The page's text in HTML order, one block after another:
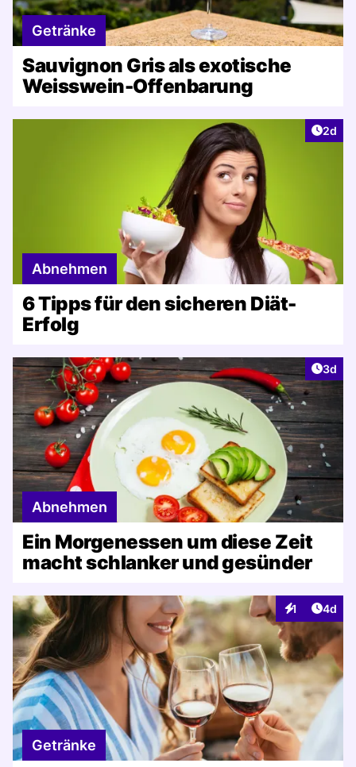
Getränke
Sauvignon Gris als exotische
Weisswein-Offenbarung
2d
Abnehmen
6 Tipps für den sicheren Diät-
Erfolg
3d
Abnehmen
Ein Morgenessen um diese Zeit
macht schlanker und gesünder
1
Interaktionen
4d
Getränke